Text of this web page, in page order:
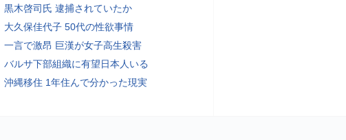
黒木啓司氏 逮捕されていたか
大久保佳代子 50代の性欲事情
一言で激昂 巨漢が女子高生殺害
バルサ下部組織に有望日本人いる
沖縄移住 1年住んで分かった現実